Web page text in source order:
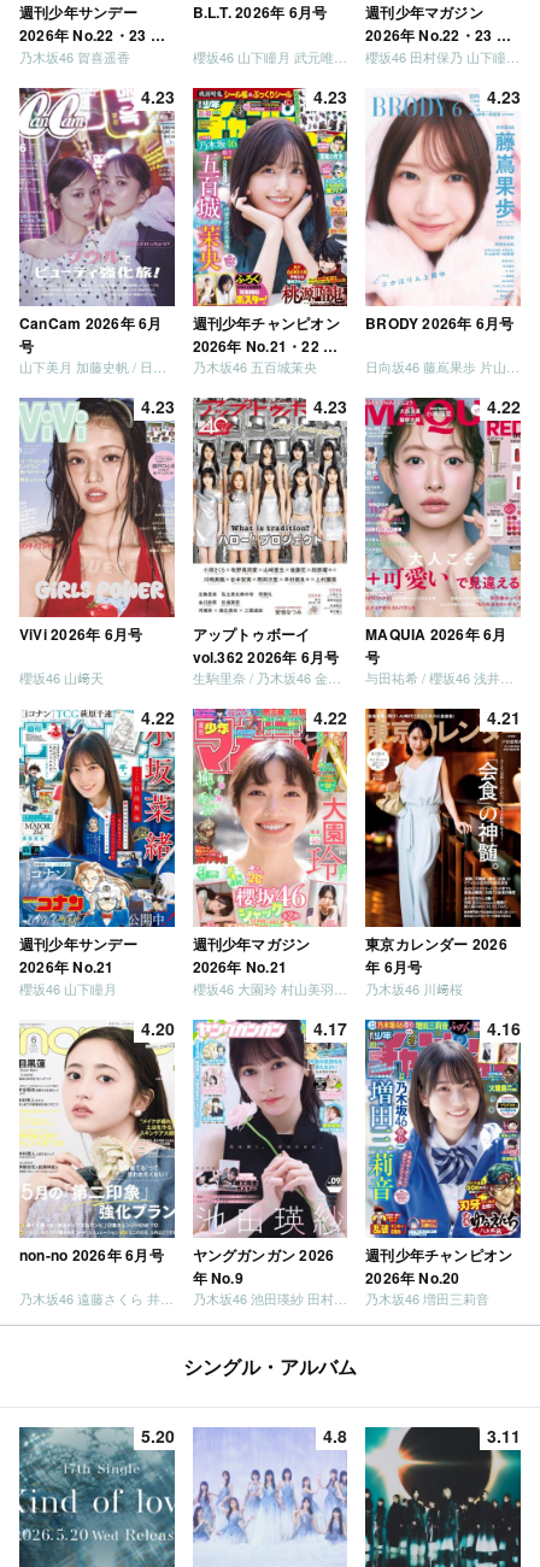
週刊少年サンデー
2026年 No.22・23 合
併号
乃木坂46 賀喜遥香
B.L.T. 2026年 6月号
櫻坂46 山下瞳月 武元唯衣 / 乃木坂46 海邉朱莉
週刊少年マガジン
2026年 No.22・23 合
併号
4.23
CanCam 2026年 6月
号
山下美月 加藤史帆 / 日向坂46 大野愛実
4.23
週刊少年チャンピオン
2026年 No.21・22 合
併号
乃木坂46 五百城茉央
4.23
BRODY 2026年 6月号
日向坂46 藤嶌果歩 片山紗希 松尾桜 金村美玖 髙橋未来虹
4.23
ViVi 2026年 6月号
櫻坂46 山﨑天
4.23
アップトゥボーイ
vol.362 2026年 6月号
4.22
MAQUIA 2026年 6月
号
4.22
週刊少年サンデー
2026年 No.21
櫻坂46 山下瞳月
4.22
週刊少年マガジン
2026年 No.21
4.21
東京カレンダー 2026
年 6月号
乃木坂46 川﨑桜
4.20
non-no 2026年 6月号
乃木坂46 遠藤さくら 井上和 / 日向坂46 小坂菜緒
4.17
ヤングガンガン 2026
年 No.9
乃木坂46 池田瑛紗 田村真佑
4.16
週刊少年チャンピオン
2026年 No.20
乃木坂46 増田三莉音
シングル・アルバム
5.20 4.8 3.11